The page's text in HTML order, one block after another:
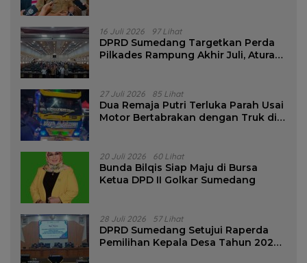
16 Juli 2026 97 Lihat
DPRD Sumedang Targetkan Perda
Pilkades Rampung Akhir Juli, Aturan
27 Juli 2026 85 Lihat
Dua Remaja Putri Terluka Parah Usai
Motor Bertabrakan dengan Truk di
20 Juli 2026 60 Lihat
Bunda Bilqis Siap Maju di Bursa
Ketua DPD II Golkar Sumedang
28 Juli 2026 57 Lihat
DPRD Sumedang Setujui Raperda
Pemilihan Kepala Desa Tahun 2026